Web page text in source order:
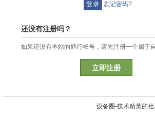
忘记密码?
还没有注册吗？
如果还没有本站的通行帐号，请先注册一个属于
立即注册
设备圈-技术精英的社